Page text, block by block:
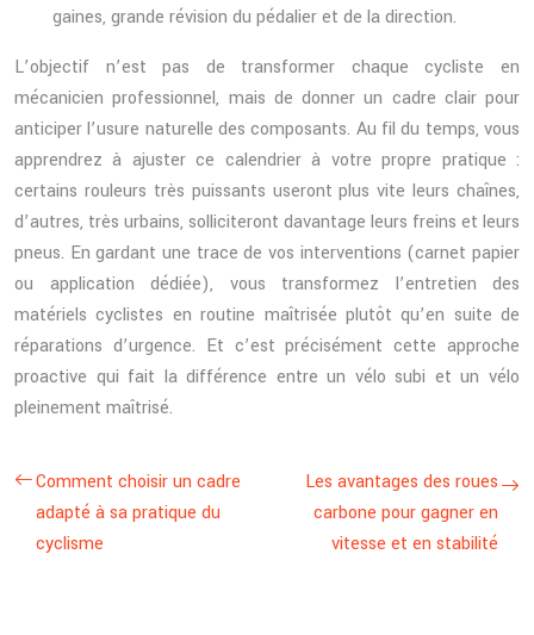
gaines, grande révision du pédalier et de la direction.
L’objectif n’est pas de transformer chaque cycliste en
mécanicien professionnel, mais de donner un cadre clair pour
anticiper l’usure naturelle des composants. Au fil du temps, vous
apprendrez à ajuster ce calendrier à votre propre pratique :
certains rouleurs très puissants useront plus vite leurs chaînes,
d’autres, très urbains, solliciteront davantage leurs freins et leurs
pneus. En gardant une trace de vos interventions (carnet papier
ou application dédiée), vous transformez l’entretien des
matériels cyclistes en routine maîtrisée plutôt qu’en suite de
réparations d’urgence. Et c’est précisément cette approche
proactive qui fait la différence entre un vélo subi et un vélo
pleinement maîtrisé.
Comment choisir un cadre
adapté à sa pratique du
cyclisme
Les avantages des roues
carbone pour gagner en
vitesse et en stabilité